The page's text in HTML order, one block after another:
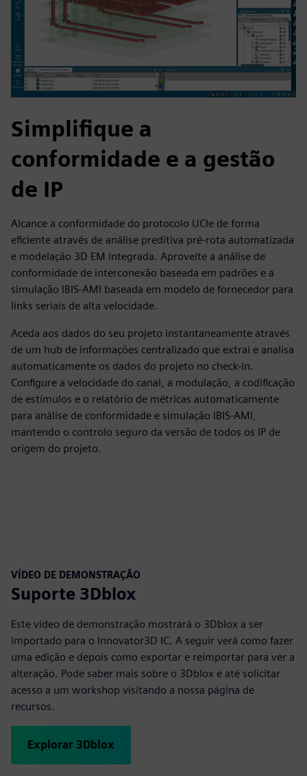
Simplifique a
conformidade e a gestão
de IP
Alcance a conformidade do protocolo UCIe de forma
eficiente através de análise preditiva pré-rota automatizada
e modelação 3D EM integrada. Aproveite a análise de
conformidade de interconexão baseada em padrões e a
simulação IBIS-AMI baseada em modelo de fornecedor para
links seriais de alta velocidade.
Aceda aos dados do seu projeto instantaneamente através
de um hub de informações centralizado que extrai e analisa
automaticamente os dados do projeto no check-in.
Configure a velocidade do canal, a modulação, a codificação
de estímulos e o relatório de métricas automaticamente
para análise de conformidade e simulação IBIS-AMI,
mantendo o controlo seguro da versão de todos os IP de
origem do projeto.
VÍDEO DE DEMONSTRAÇÃO
Suporte 3Dblox
Este vídeo de demonstração mostrará o 3Dblox a ser
importado para o Innovator3D IC. A seguir verá como fazer
uma edição e depois como exportar e reimportar para ver a
alteração. Pode saber mais sobre o 3Dblox e até solicitar
acesso a um workshop visitando a nossa página de
recursos.
Explorar 3Dblox